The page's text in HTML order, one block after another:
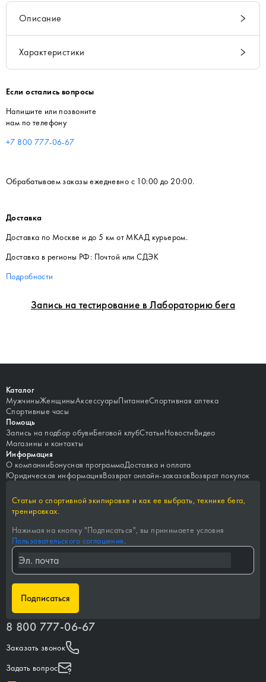
Запись на тестирование в Лабораторию бега
Описание
Характеристики
Если остались вопросы
Напишите или позвоните
нам по телефону
+7 800 777-06-67
Обрабатываем заказы ежедневно с 10:00 до 20:00.
Доставка
Доставка по Москве и до 5 км от МКАД курьером.
Доставка в регионы РФ: Почтой или СДЭК
Подробности
Каталог
МужчиныЖенщиныАксессуарыПитаниеСпортивная аптека
Спортивные часы
Помощь
Запись на подбор обувиБеговой клубСтатьиНовостиВидео
Магазины и контакты
Информация
О компанииБонусная программаДоставка и оплата
Юридическая информацияВозврат онлайн-заказовВозврат покупок
Статьи о спортивной экипировке и как ее выбрать, технике бега,
тренировках.
Нажимая на кнопку "Подписаться", вы принимаете условия
Пользовательского соглашения.
Подписаться
8 800 777-06-67
Заказать звонок
Задать вопрос